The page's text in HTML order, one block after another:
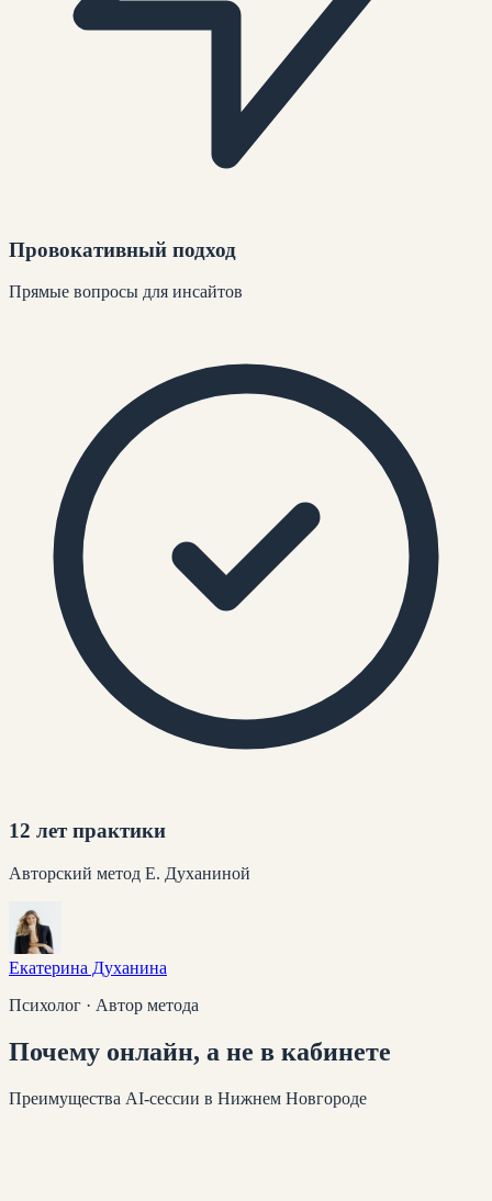
Провокативный подход
Прямые вопросы для инсайтов
12 лет практики
Авторский метод Е. Духаниной
Екатерина Духанина
Психолог · Автор метода
Почему онлайн, а не в кабинете
Преимущества AI-сессии в Нижнем Новгороде